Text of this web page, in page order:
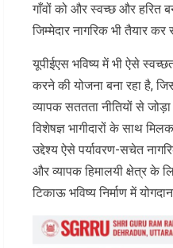
गाँवों को और स्वच्छ और हरित
जिम्मेदार नागरिक भी तैयार कर
यूपीईएस भविष्य में भी ऐसे
करने की योजना बना रहा है,
व्यापक सततता नीतियों से
विशेषज्ञ भागीदारों के साथ
उद्देश्य ऐसे पर्यावरण-सचेत
और व्यापक हिमालयी क्षेत्र के
टिकाऊ भविष्य निर्माण में